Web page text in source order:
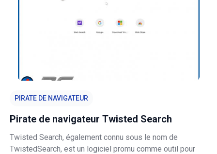
PIRATE DE NAVIGATEUR
Pirate de navigateur Twisted Search
Twisted Search, également connu sous le nom de
TwistedSearch, est un logiciel promu comme outil pour